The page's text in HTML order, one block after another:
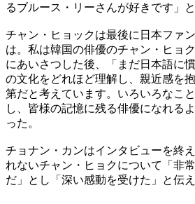
るブルース・リーさんが好きです」と
チャン・ヒョックは最後に日本ファ
は。私は韓国の俳優のチャン・ヒョ
にあいさつした後、「まだ日本語に
の文化をどれほど理解し、親近感を
第だと考えています。いろいろなこ
し、皆様の記憶に残る俳優になれる
った。
チョナン・カンはインタビューを終
れないチャン・ヒョクについて「非
だ」とし「深い感動を受けた」と伝え